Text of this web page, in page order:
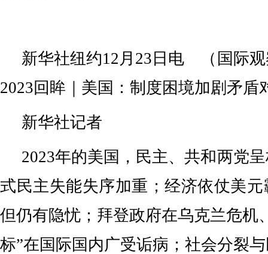
新华社纽约12月23日电 （国际
2023回眸｜美国：制度困境加剧矛盾
新华社记者
2023年的美国，民主、共和两党
式民主失能失序加重；经济依仗美
但仍有隐忧；拜登政府在乌克兰危机
标”在国际国内广受诟病；社会分裂